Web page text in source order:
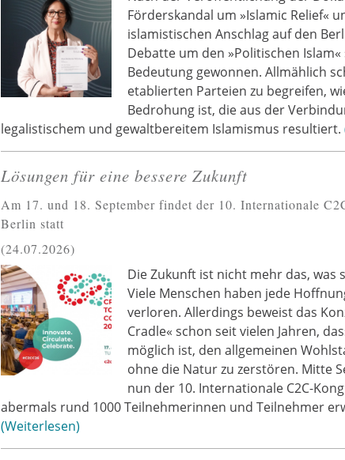
Förderskandal um »Islamic Relief«
islamistischen Anschlag auf den
Debatte um den »Politischen Islam«
Bedeutung gewonnen. Allmählich
etablierten Parteien zu begreifen,
Bedrohung ist, die aus der
legalistischem und gewaltbereitem Islamismus resultiert.
Lösungen für eine bessere Zukunft
Am 17. und 18. September findet der 10. Internationale
Berlin statt
24.07.2026
Die Zukunft ist nicht mehr das, was
Viele Menschen haben jede
verloren. Allerdings beweist das
Cradle« schon seit vielen Jahren,
möglich ist, den allgemeinen
ohne die Natur zu zerstören. Mitte
nun der 10. Internationale C2C-
abermals rund 1000 Teilnehmerinnen und Teilnehmer
Weiterlesen